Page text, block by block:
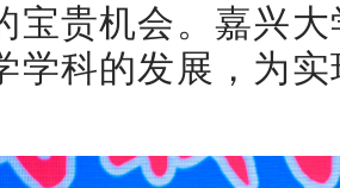
宝贵机会。嘉兴
学科的发展，为